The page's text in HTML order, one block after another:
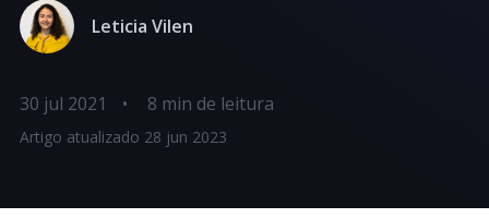
Leticia Vilen
30 jul 2021 •
Artigo atualizado 28 jun 2023